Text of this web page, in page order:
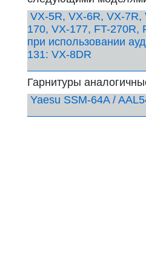
VX-5R, VX-6R, VX-
170, VX-177, FT-270R,
при использовании
131: VX-8DR
Гарнитуры
Yaesu SSM-64A /